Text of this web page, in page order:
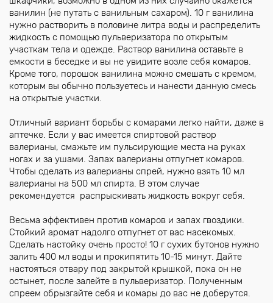
ванилин (не путать с ванильным сахаром). 10 г ванилина
нужно растворить в половине литра воды и распределить
жидкость с помощью пульверизатора по открытым
участкам тела и одежде. Раствор ванилина оставьте в
емкости в беседке и вы не увидите возле себя комаров.
Кроме того, порошок ванилина можно смешать с кремом,
которым вы обычно пользуетесь и нанести данную смесь
на открытые участки.
Отличный вариант борьбы с комарами легко найти, даже в
аптечке. Если у вас имеется спиртовой раствор
валерианы, смажьте им пульсирующие места на руках
ногах и за ушами. Запах валерианы отпугнет комаров.
Чтобы сделать из валерианы спрей, нужно взять 10 мл
валерианы на 500 мл спирта. В этом случае
рекомендуется распрыскивать жидкость вокруг себя.
Весьма эффективен против комаров и запах гвоздики.
Стойкий аромат надолго отпугнет от вас насекомых.
Сделать настойку очень просто! 10 г сухих бутонов нужно
залить 400 мл воды и прокипятить 10-15 минут. Дайте
настояться отвару под закрытой крышкой, пока он не
остынет, после залейте в пульверизатор. Полученным
спреем обрызгайте себя и комары до вас не доберутся.